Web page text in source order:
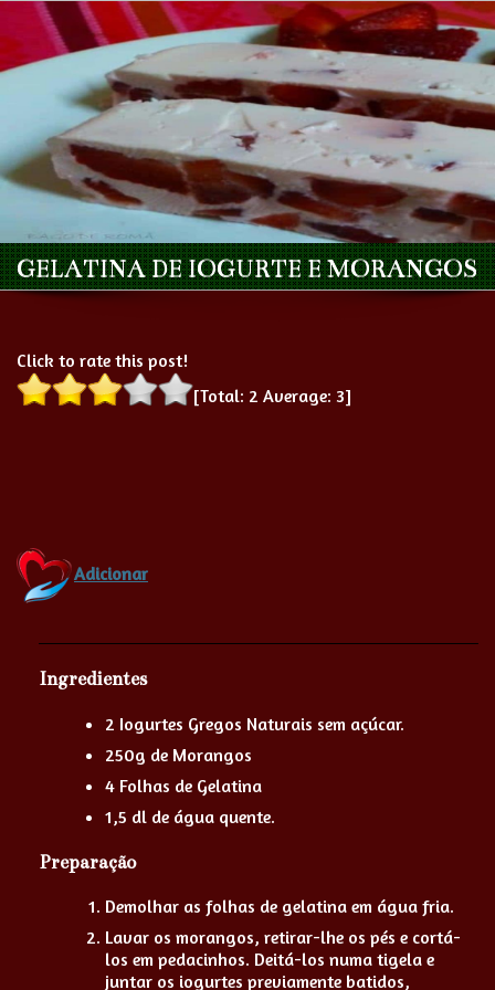
GELATINA DE IOGURTE E MORANGOS
Click to rate this post!
[Total: 2 Average: 3]
Adicionar
Ingredientes
2 Iogurtes Gregos Naturais sem açúcar.
250g de Morangos
4 Folhas de Gelatina
1,5 dl de água quente.
Preparação
Demolhar as folhas de gelatina em água fria.
Lavar os morangos, retirar-lhe os pés e cortá-
los em pedacinhos. Deitá-los numa tigela e
juntar os iogurtes previamente batidos,